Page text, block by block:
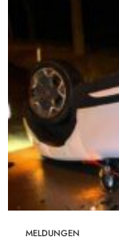
MELDUNGEN